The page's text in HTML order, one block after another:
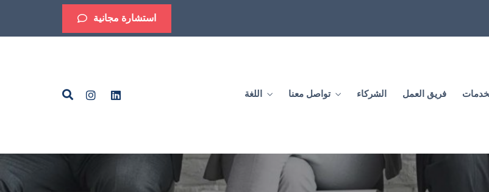
استشارة مجانية
فريق العمل الشركاء تواصل معنا اللغة